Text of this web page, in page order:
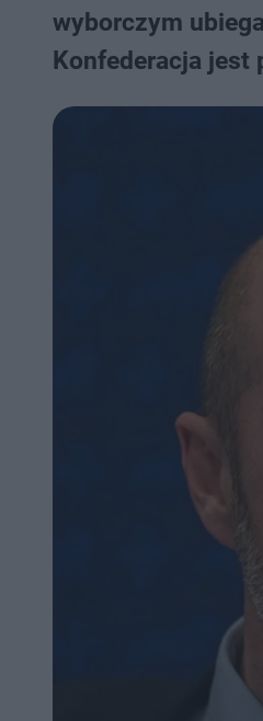
wyborczym
Konfederacja jest